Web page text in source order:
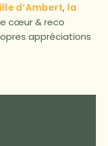
d’Ambert, la
cœur & reco
appréciations